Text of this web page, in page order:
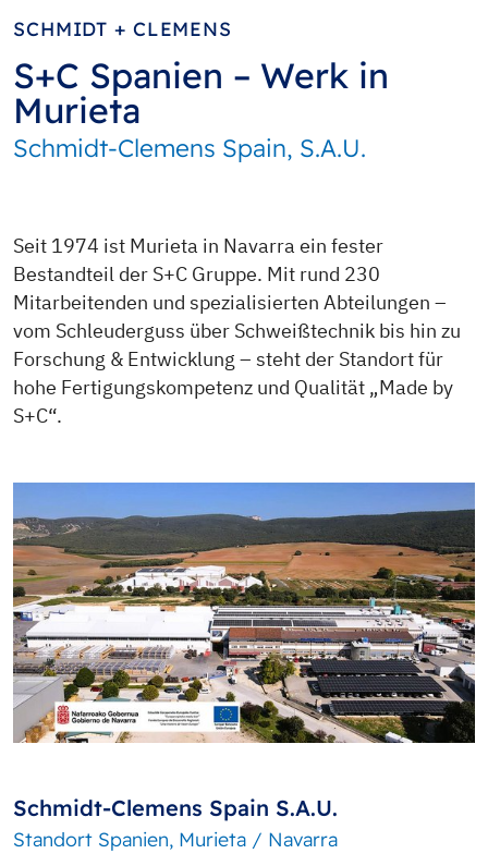
SCHMIDT + CLEMENS
S+C Spanien – Werk in
Murieta
Schmidt-Clemens Spain, S.A.U.
Seit 1974 ist Murieta in Navarra ein fester
Bestandteil der S+C Gruppe. Mit rund 230
Mitarbeitenden und spezialisierten Abteilungen –
vom Schleuderguss über Schweißtechnik bis hin zu
Forschung & Entwicklung – steht der Standort für
hohe Fertigungskompetenz und Qualität „Made by
S+C“.
Schmidt-Clemens Spain S.A.U.
Standort Spanien, Murieta / Navarra